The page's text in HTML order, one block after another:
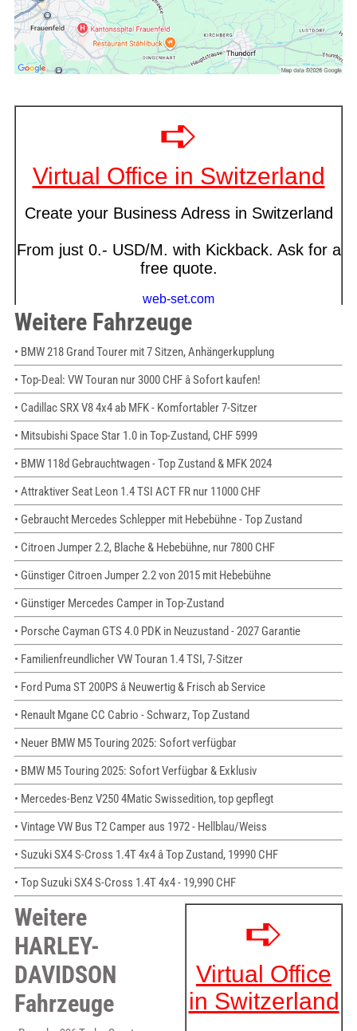
Weitere Fahrzeuge
• BMW 218 Grand Tourer mit 7 Sitzen, Anhängerkupplung
• Top-Deal: VW Touran nur 3000 CHF â Sofort kaufen!
• Cadillac SRX V8 4x4 ab MFK - Komfortabler 7-Sitzer
• Mitsubishi Space Star 1.0 in Top-Zustand, CHF 5999
• BMW 118d Gebrauchtwagen - Top Zustand & MFK 2024
• Attraktiver Seat Leon 1.4 TSI ACT FR nur 11000 CHF
• Gebraucht Mercedes Schlepper mit Hebebühne - Top Zustand
• Citroen Jumper 2.2, Blache & Hebebühne, nur 7800 CHF
• Günstiger Citroen Jumper 2.2 von 2015 mit Hebebühne
• Günstiger Mercedes Camper in Top-Zustand
• Porsche Cayman GTS 4.0 PDK in Neuzustand - 2027 Garantie
• Familienfreundlicher VW Touran 1.4 TSI, 7-Sitzer
• Ford Puma ST 200PS â Neuwertig & Frisch ab Service
• Renault Mgane CC Cabrio - Schwarz, Top Zustand
• Neuer BMW M5 Touring 2025: Sofort verfügbar
• BMW M5 Touring 2025: Sofort Verfügbar & Exklusiv
• Mercedes-Benz V250 4Matic Swissedition, top gepflegt
• Vintage VW Bus T2 Camper aus 1972 - Hellblau/Weiss
• Suzuki SX4 S-Cross 1.4T 4x4 â Top Zustand, 19990 CHF
• Top Suzuki SX4 S-Cross 1.4T 4x4 - 19,990 CHF
Weitere
HARLEY-
DAVIDSON
Fahrzeuge